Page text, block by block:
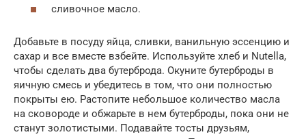
сливочное масло.
Добавьте в посуду яйца, сливки, ванильную эссенцию и
сахар и все вместе взбейте. Используйте хлеб и Nutella,
чтобы сделать два бутерброда. Окуните бутерброды в
яичную смесь и убедитесь в том, что они полностью
покрыты ею. Растопите небольшое количество масла
на сковороде и обжарьте в нем бутерброды, пока они не
станут золотистыми. Подавайте тосты друзьям,